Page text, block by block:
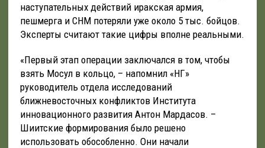
наступательных действий иракская армия,
пешмерга и СНМ потеряли уже около 5 тыс. бойцов.
Эксперты считают такие цифры вполне реальными.
«Первый этап операции заключался в том, чтобы
взять Мосул в кольцо, – напомнил «НГ»
руководитель отдела исследований
ближневосточных конфликтов Института
инновационного развития Антон Мардасов. –
Шиитские формирования было решено
использовать обособленно. Они начали